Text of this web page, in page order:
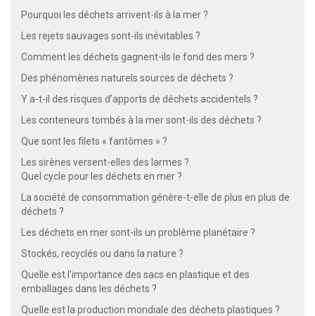
Pourquoi les déchets arrivent-ils à la mer ?
Les rejets sauvages sont-ils inévitables ?
Comment les déchets gagnent-ils le fond des mers ?
Des phénomènes naturels sources de déchets ?
Y a-t-il des risques d’apports de déchets accidentels ?
Les conteneurs tombés à la mer sont-ils des déchets ?
Que sont les filets « fantômes » ?
Les sirènes versent-elles des larmes ?
Quel cycle pour les déchets en mer ?
La société de consommation génère-t-elle de plus en plus de
déchets ?
Les déchets en mer sont-ils un problème planétaire ?
Stockés, recyclés ou dans la nature ?
Quelle est l’importance des sacs en plastique et des
emballages dans les déchets ?
Quelle est la production mondiale des déchets plastiques ?